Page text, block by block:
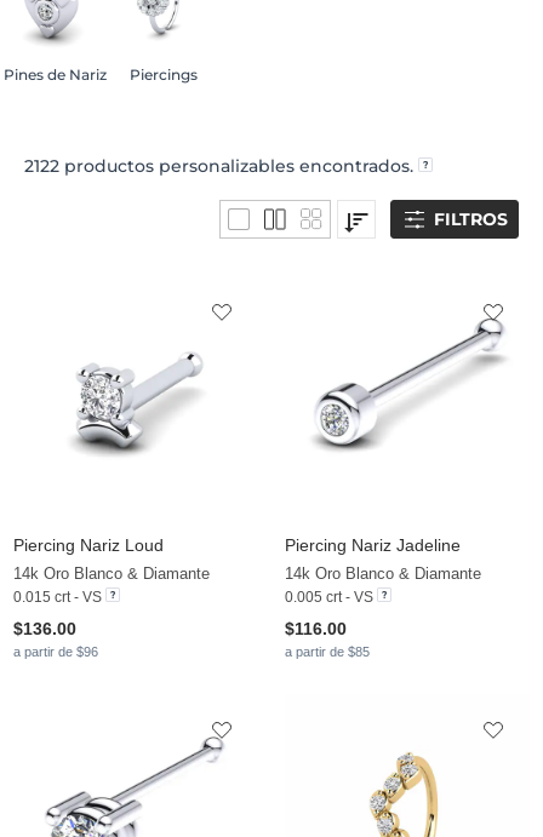
Pines de Nariz Piercings
2122 productos personalizables encontrados.
FILTROS
Piercing Nariz Loud
14k Oro Blanco & Diamante
0.015 crt - VS
$136.00
a partir de $96
Piercing Nariz Jadeline
14k Oro Blanco & Diamante
0.005 crt - VS
$116.00
a partir de $85